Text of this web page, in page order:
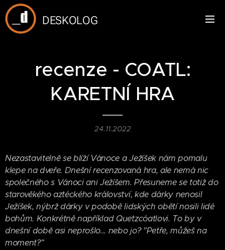
DESKOLOG
recenze - COATL:
KARETNÍ HRA
24.11.2022
Nezastavitelně se blíží Vánoce a Ježíšek nám pomalu
klepe na dveře. Dnešní recenzovaná hra, ale nemá nic
společného s Vánoci ani Ježíšem. Přesuneme se totiž do
starověkého aztéckého království, kde dárky nenosil
Ježíšek, nýbrž dárky v podobě lidských obětí nosili lidé
bohům. Konkrétně například Quetzcóatlovi. To by v
dnešní době asi neprošlo... nebo jo? "Petře, můžeš na
moment?"